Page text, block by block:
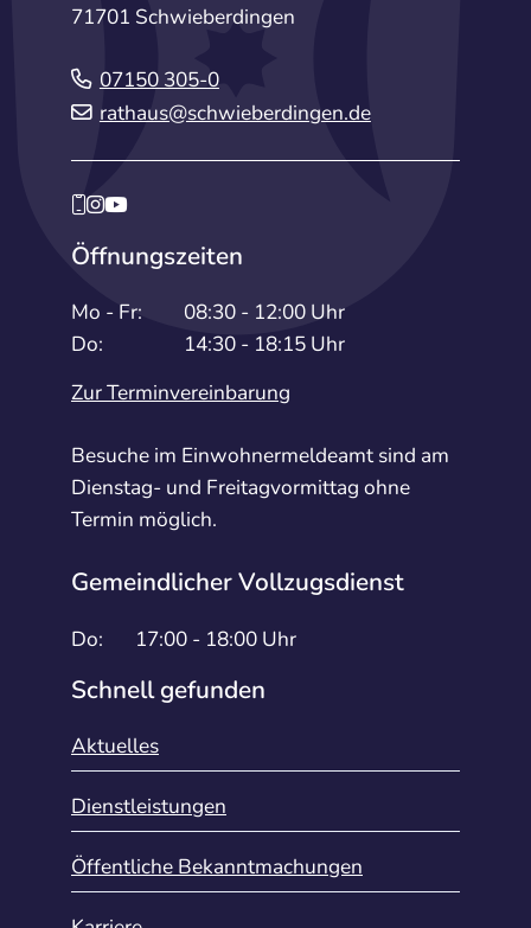
71701 Schwieberdingen
07150 305-0
rathaus@schwieberdingen.de
Öffnungszeiten
Mo - Fr:
08:30 - 12:00 Uhr
Do:
14:30 - 18:15 Uhr
Zur Terminvereinbarung
Besuche im Einwohnermeldeamt sind am
Dienstag- und Freitagvormittag ohne
Termin möglich.
Gemeindlicher Vollzugsdienst
Do: 17:00 - 18:00 Uhr
Schnell gefunden
Aktuelles
Dienstleistungen
Öffentliche Bekanntmachungen